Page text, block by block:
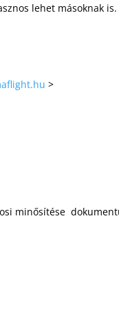
lehet másoknak is.
>
minősítése